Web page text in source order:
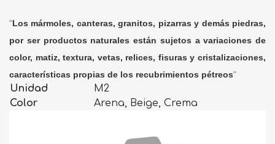
"Los mármoles, canteras, granitos, pizarras y demás piedras,
por ser productos naturales están sujetos a variaciones de
color, matiz, textura, vetas, relices, fisuras y cristalizaciones,
características propias de los recubrimientos pétreos"
Unidad
M2
Color
Arena, Beige, Crema